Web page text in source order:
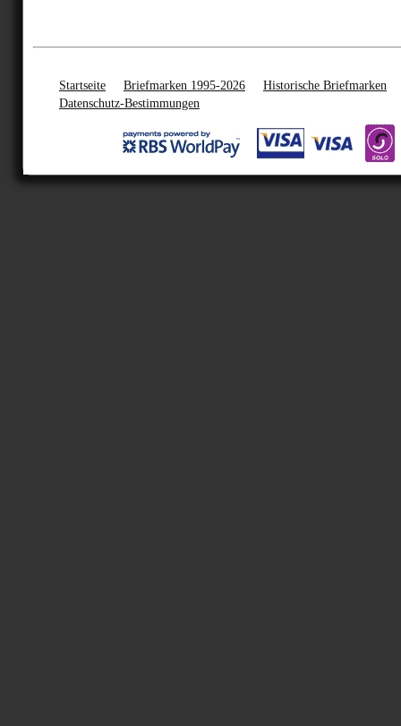
Startseite Briefmarken 1995-2026
Historische Briefmarken
Datenschutz-Bestimmungen